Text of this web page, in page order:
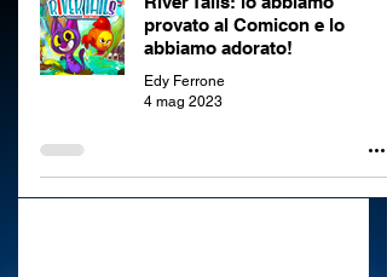
provato al Comicon e lo
abbiamo adorato!
Edy Ferrone
4 mag 2023